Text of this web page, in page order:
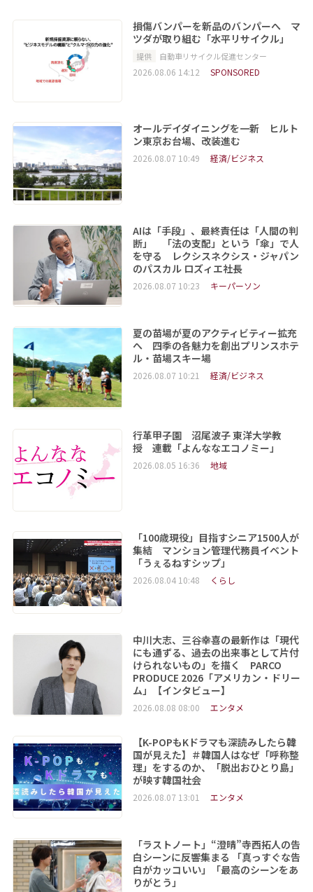
損傷バンパーを新品のバンパーへ マ
ツダが取り組む「水平リサイクル」
提供 自動車リサイクル促進センター
2026.08.06 14:12 SPONSORED
オールデイダイニングを一新 ヒルト
ン東京お台場、改装進む
2026.08.07 10:49 経済/ビジネス
AIは「手段」、最終責任は「人間の判
断」 「法の支配」という「傘」で人
を守る レクシスネクシス・ジャパン
のパスカル ロズィエ社長
2026.08.07 10:23 キーパーソン
夏の苗場が夏のアクティビティー拡充
へ 四季の各魅力を創出プリンスホテ
ル・苗場スキー場
2026.08.07 10:21 経済/ビジネス
行革甲子園 沼尾波子 東洋大学教
授 連載「よんななエコノミー」
2026.08.05 16:36 地域
「100歳現役」目指すシニア1500人が
集結 マンション管理代務員イベント
「うぇるねすシップ」
2026.08.04 10:48 くらし
中川大志、三谷幸喜の最新作は「現代
にも通ずる、過去の出来事として片付
けられないもの」を描く PARCO
PRODUCE 2026「アメリカン・ドリー
ム」【インタビュー】
2026.08.08 08:00 エンタメ
【K-POPもKドラマも深読みしたら韓
国が見えた】＃韓国人はなぜ「呼称整
理」をするのか、「脱出おひとり島」
が映す韓国社会
2026.08.07 13:01 エンタメ
「ラストノート」“澄晴”寺西拓人の告
白シーンに反響集まる 「真っすぐな告
白がカッコいい」「最高のシーンをあ
りがとう」